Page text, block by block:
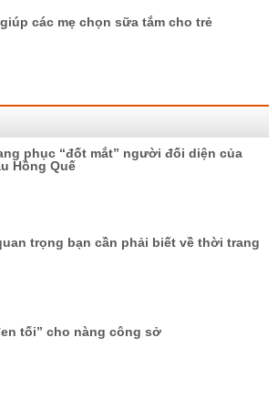
các mẹ chọn sữa tắm cho trẻ
phục “đốt mắt” người đối diện của
Hồng Quế
trọng bạn cần phải biết về thời trang
tối” cho nàng công sở